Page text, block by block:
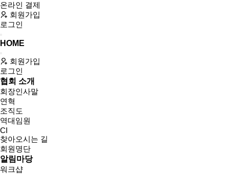
온라인 결제
회원가입
로그인
HOME
회원가입
로그인
협회 소개
회장인사말
연혁
조직도
역대임원
CI
찾아오시는 길
회원명단
알림마당
워크샵